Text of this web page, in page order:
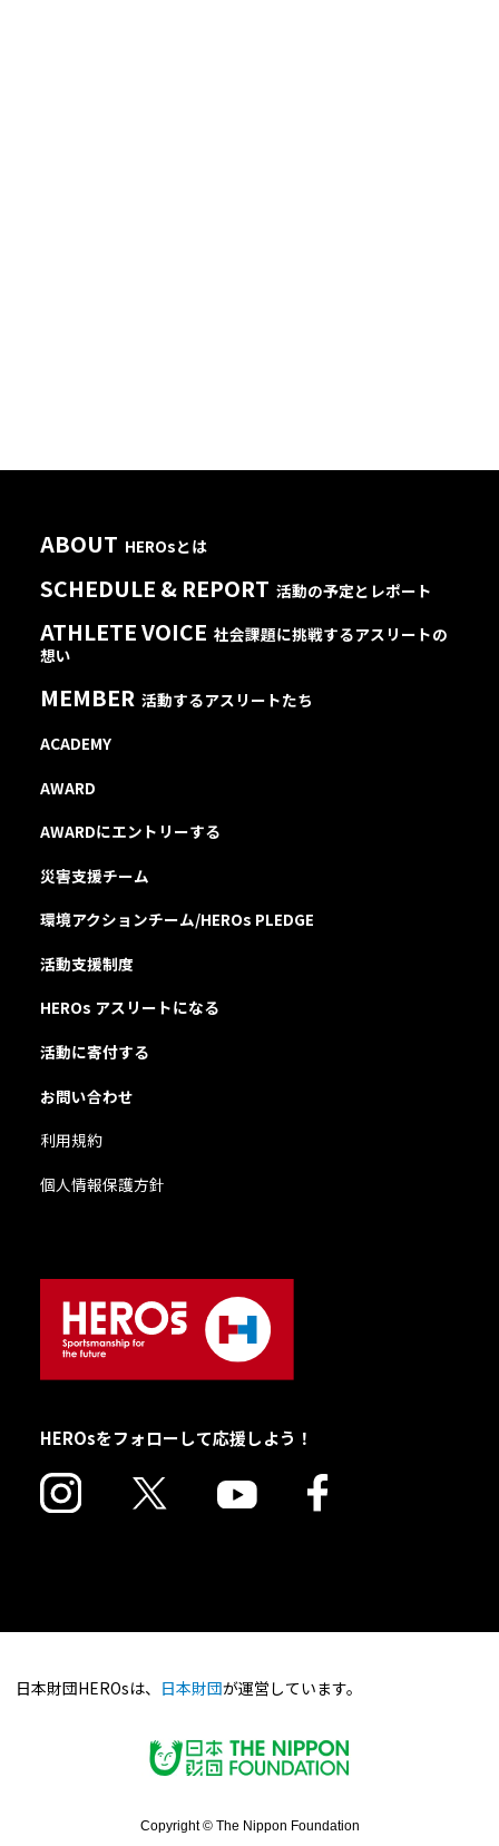
ABOUT HEROsとは
SCHEDULE & REPORT 活動の予定とレポート
ATHLETE VOICE 社会課題に挑戦するアスリートの
想い
MEMBER 活動するアスリートたち
ACADEMY
AWARD
AWARDにエントリーする
災害支援チーム
環境アクションチーム/HEROs PLEDGE
活動支援制度
HEROs アスリートになる
活動に寄付する
お問い合わせ
利用規約
個人情報保護方針
HEROsをフォローして応援しよう！
日本財団HEROsは、 日本財団が運営しています。
Copyright © The Nippon Foundation